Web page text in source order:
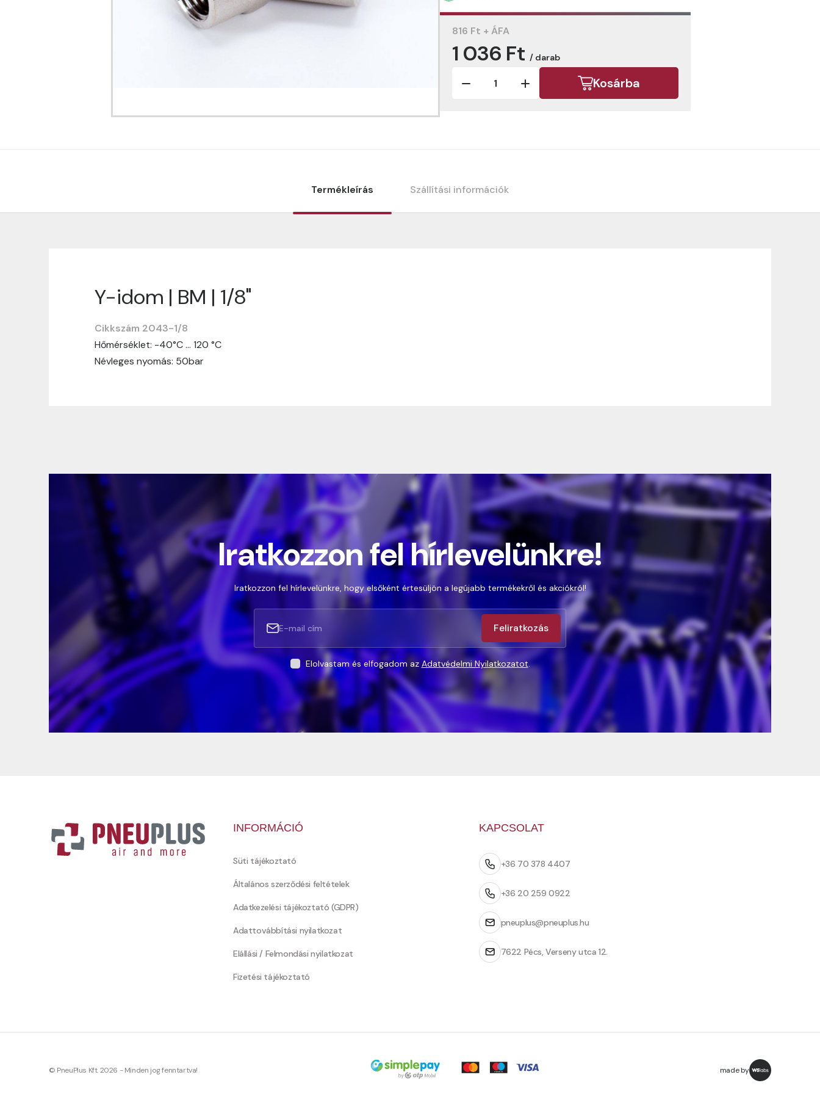
816 Ft + ÁFA
1 036 Ft / darab
Kosárba
Termékleírás Szállítási információk
Y-idom | BM | 1/8"
Cikkszám 2043-1/8
Hőmérséklet: -40°C … 120 °C
Névleges nyomás: 50bar
Szállítási információk
Nagyon köszönjük, hogy webshopunkat választottátok vásárlásaitokhoz. Az alábbiakban megtaláljátok szállítási információinkat, hogy a
vásárlásotok gördülékenyen és zökkenőmentesen történhessen.
Iratkozzon fel hírlevelünkre!
Iratkozzon fel hírlevelünkre, hogy elsőként értesüljön a legújabb termékekről és akciókról!
Feliratkozás
Elolvastam és elfogadom azAdatvédelmi Nyilatkozatot.
INFORMÁCIÓ
Süti tájékoztató
Általános szerződési feltételek
Adatkezelési tájékoztató (GDPR)
Adattovábbítási nyilatkozat
Elállási / Felmondási nyilatkozat
Fizetési tájékoztató
KAPCSOLAT
+36 70 378 4407
+36 20 259 0922
pneuplus@pneuplus.hu
7622 Pécs, Verseny utca 12.
© PneuPlus Kft. 2026 - Minden jog fenntartva! made by